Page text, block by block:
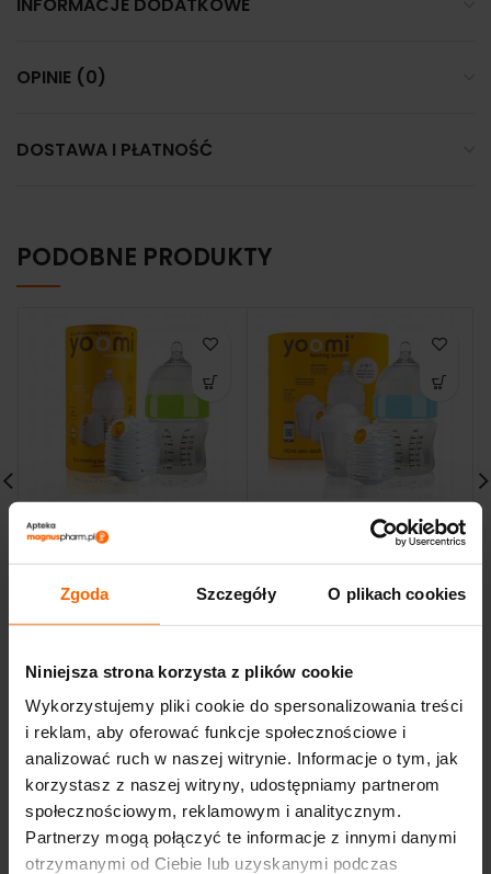
Zgoda Szczegóły O plikach cookies
Niniejsza strona korzysta z plików cookie
Wykorzystujemy pliki cookie do spersonalizowania treści
i reklam, aby oferować funkcje społecznościowe i
analizować ruch w naszej witrynie. Informacje o tym, jak
korzystasz z naszej witryny, udostępniamy partnerom
społecznościowym, reklamowym i analitycznym.
Partnerzy mogą połączyć te informacje z innymi danymi
otrzymanymi od Ciebie lub uzyskanymi podczas
INFORMACJE DODATKOWE
OPINIE (0)
DOSTAWA I PŁATNOŚĆ
PODOBNE PRODUKTY
Yoomi Butelka zielona
Yoomi Butelka nieb 140
ml + Podgrzewacz
Yoomi
147,38zł